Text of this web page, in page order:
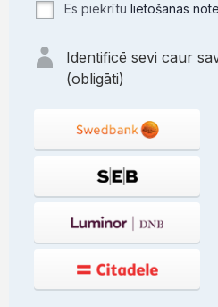
Es piekrītu lietošanas
Identificē sevi caur
(obligāti)